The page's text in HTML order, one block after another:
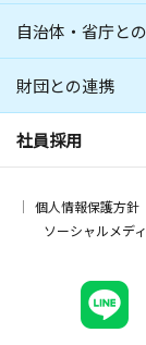
自治体・省庁と
財団との連携
社員採用
個人情報保護方針
ソーシャルメデ